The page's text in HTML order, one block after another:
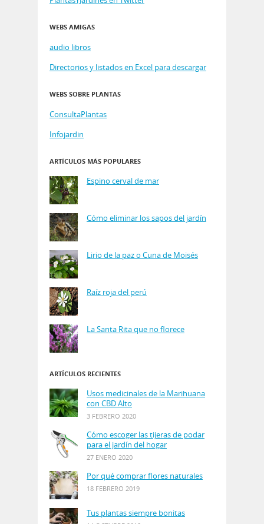
WEBS AMIGAS
audio libros
Directorios y listados en Excel para descargar
WEBS SOBRE PLANTAS
ConsultaPlantas
Infojardin
ARTÍCULOS MÁS POPULARES
Espino cerval de mar
Cómo eliminar los sapos del jardín
Lirio de la paz o Cuna de Moisés
Raíz roja del perú
La Santa Rita que no florece
ARTÍCULOS RECIENTES
Usos medicinales de la Marihuana
con CBD Alto
3 FEBRERO 2020
Cómo escoger las tijeras de podar
para el jardín del hogar
27 ENERO 2020
Por qué comprar flores naturales
18 FEBRERO 2019
Tus plantas siempre bonitas